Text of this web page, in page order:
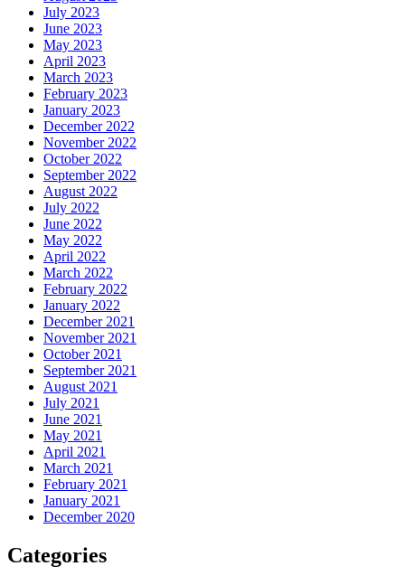
July 2023
June 2023
May 2023
April 2023
March 2023
February 2023
January 2023
December 2022
November 2022
October 2022
September 2022
August 2022
July 2022
June 2022
May 2022
April 2022
March 2022
February 2022
January 2022
December 2021
November 2021
October 2021
September 2021
August 2021
July 2021
June 2021
May 2021
April 2021
March 2021
February 2021
January 2021
December 2020
Categories